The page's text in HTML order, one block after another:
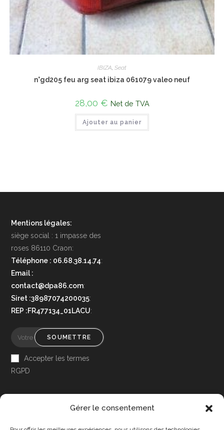
Gérer le consentement
IBIZA, Seat
n°gd205 feu arg seat ibiza 061079 valeo neuf
28,00 € Net de TVA
Ajouter au panier
Mentions légales:
siège social : 1 impasse des
roses 86110 Craon:
Téléphone : 06.68.38.14.74:
Email :
contact@dpa86.com:
Siret :38987074200035:
REP :FR477134_01LACU:
SOUMETTRE
Accepter les termes
RGPD